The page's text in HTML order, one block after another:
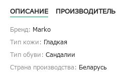
ОПИСАНИЕ ПРОИЗВОДИТЕЛЬ
Бренд: Marko
Тип кожи: Гладкая
Тип обуви: Сандалии
Страна производства: Беларусь